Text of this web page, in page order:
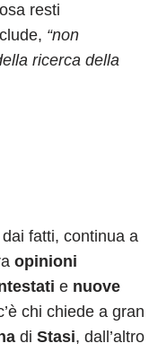
resti
“non
ricerca della
fatti, continua a
opinioni
e nuove
chi chiede a gran
di Stasi, dall’altro